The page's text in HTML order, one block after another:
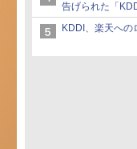
告げられた「
マップの落とし
KDDI、楽天への